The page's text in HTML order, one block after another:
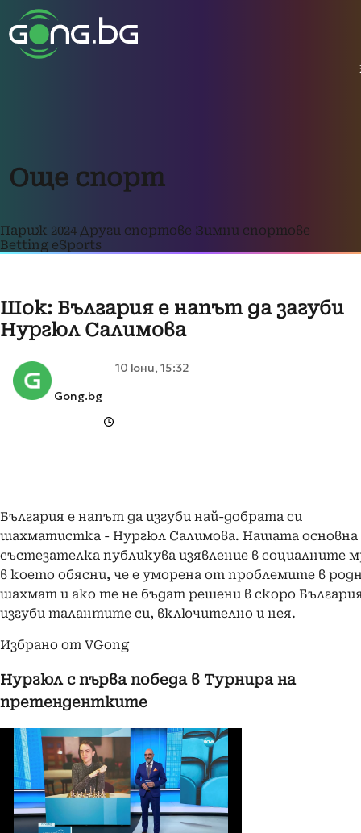
Още спорт
Париж 2024 Други спортове Зимни спортове
Betting eSports
Шок: България е напът да загуби
Нургюл Салимова
Gong.bg
10 юни, 15:32
България е напът да изгуби най-добрата си
шахматистка - Нургюл Салимова. Нашата основна
състезателка публикува изявление в социалните
в което обясни, че е уморена от проблемите в
шахмат и ако те не бъдат решени в скоро
изгуби талантите си, включително и нея.
Избрано от VGong
Нургюл с първа победа в Турнира на
претендентките